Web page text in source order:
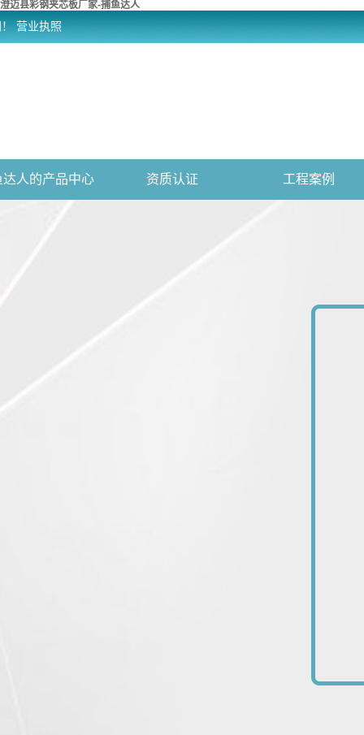
澄迈县彩钢夹芯板厂家-捕鱼达人
营业执照
达人的产品中心 资质认证 工程案例